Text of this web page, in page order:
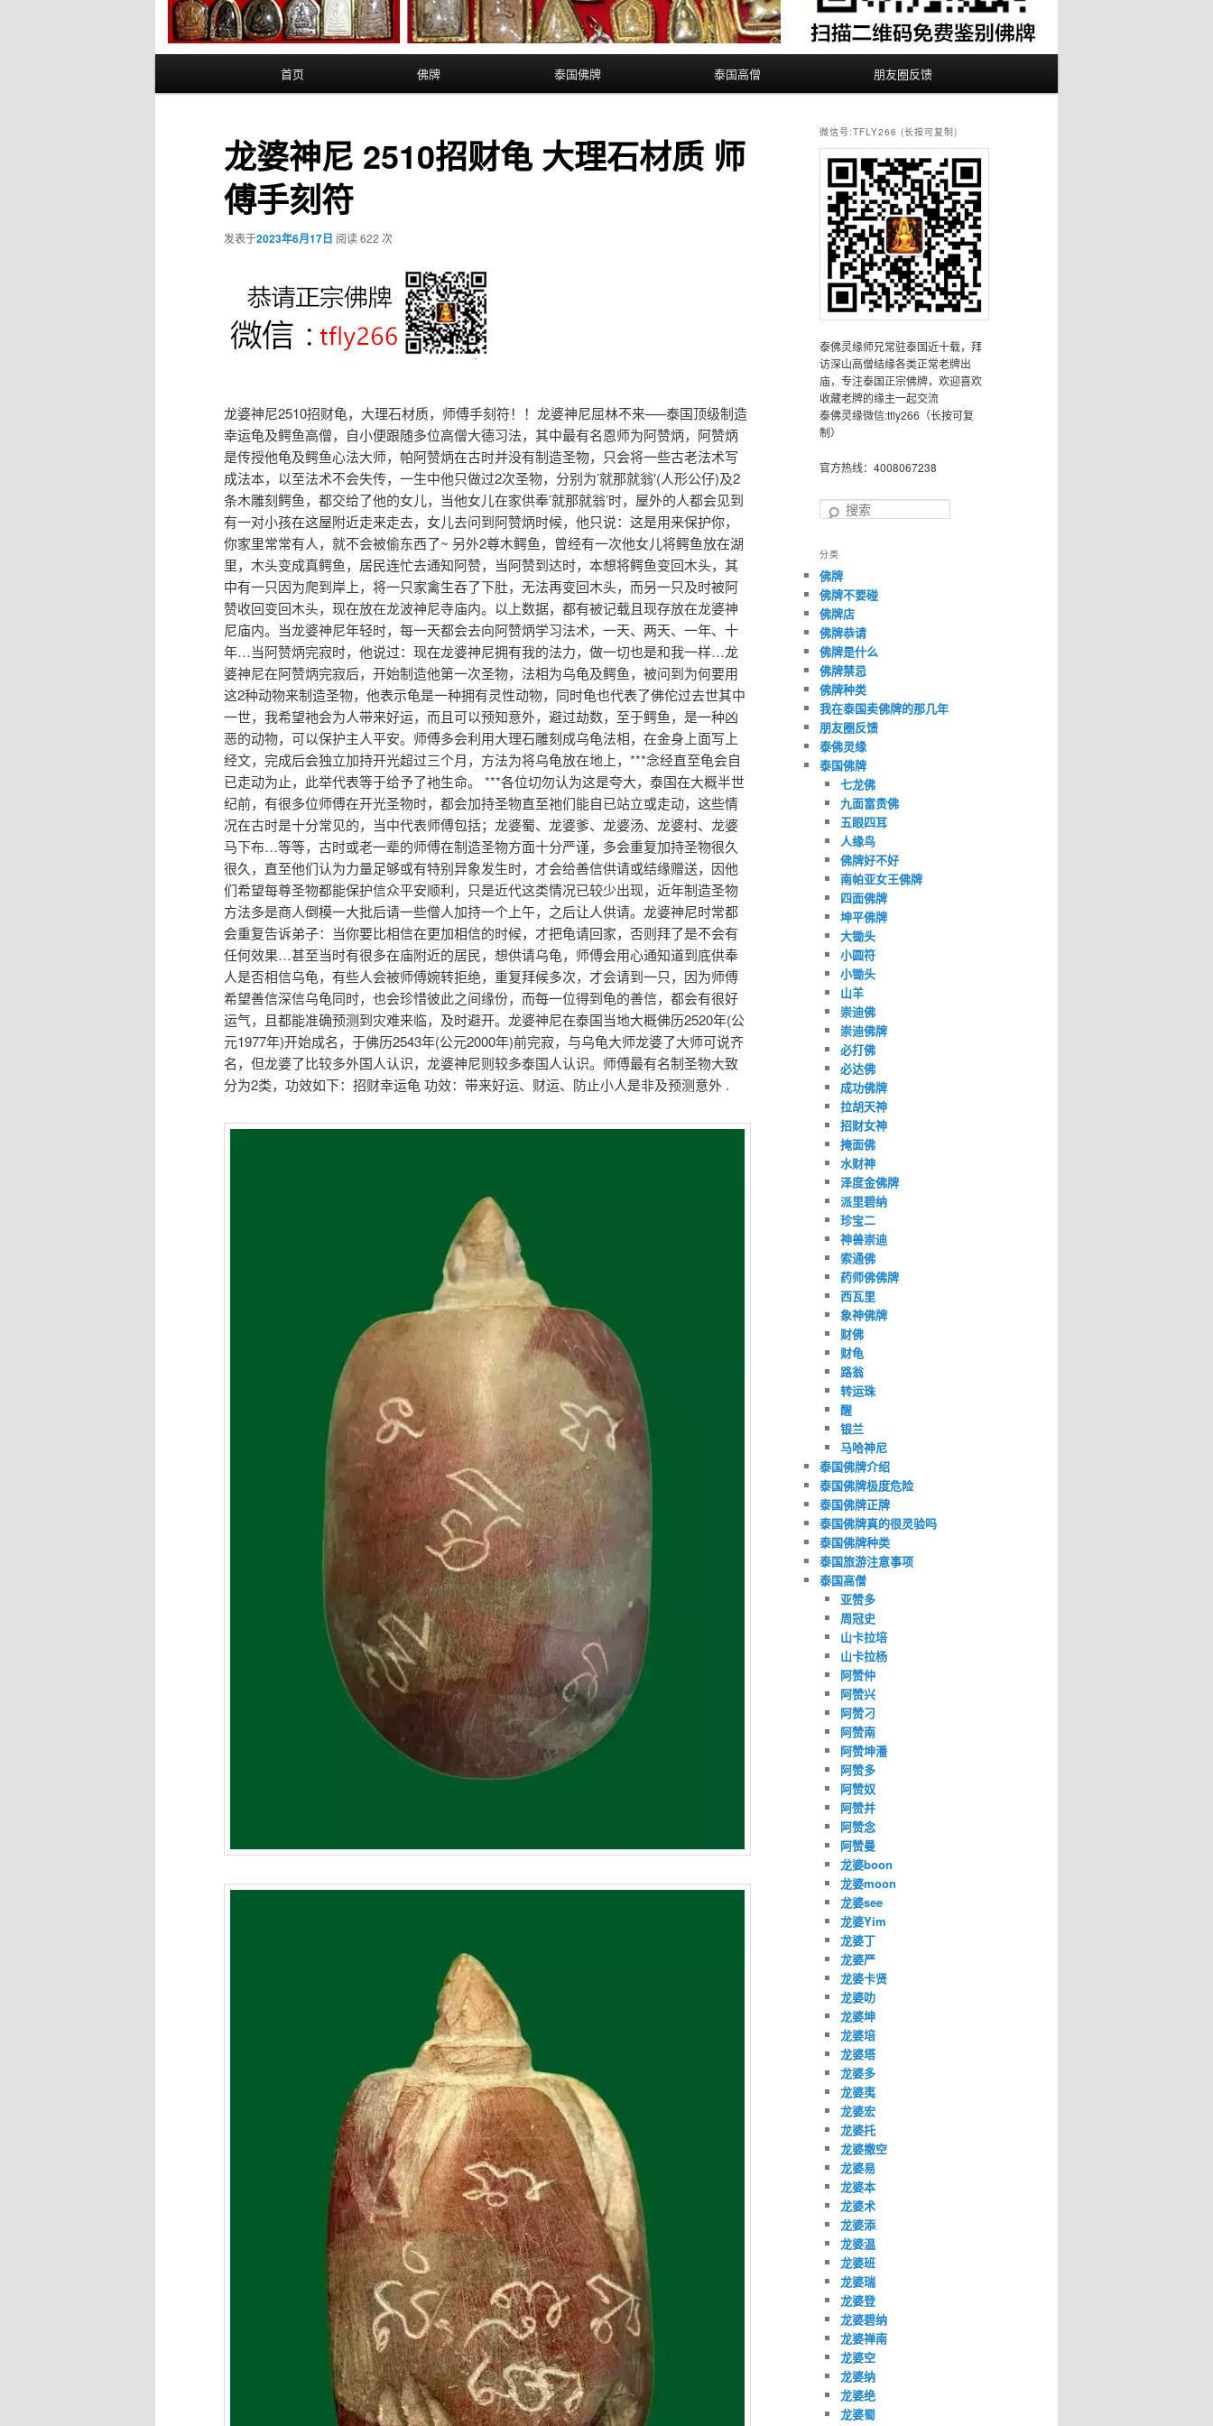
首页 佛牌 泰国佛牌 泰国高僧 朋友圈反馈
龙婆神尼 2510招财龟 大理石材质 师
傅手刻符
发表于2023年6月17日 阅读 622 次
龙婆神尼2510招财龟，大理石材质，师傅手刻符！！龙婆神尼屈林不来—–泰国顶级制造
幸运龟及鳄鱼高僧，自小便跟随多位高僧大德习法，其中最有名恩师为阿赞炳，阿赞炳
是传授他龟及鳄鱼心法大师，帕阿赞炳在古时并没有制造圣物，只会将一些古老法术写
成法本，以至法术不会失传，一生中他只做过2次圣物，分别为’就那就翁'(人形公仔)及2
条木雕刻鳄鱼，都交给了他的女儿，当他女儿在家供奉’就那就翁’时，屋外的人都会见到
有一对小孩在这屋附近走来走去，女儿去问到阿赞炳时候，他只说：这是用来保护你，
你家里常常有人，就不会被偷东西了~ 另外2尊木鳄鱼，曾经有一次他女儿将鳄鱼放在湖
里，木头变成真鳄鱼，居民连忙去通知阿赞，当阿赞到达时，本想将鳄鱼变回木头，其
中有一只因为爬到岸上，将一只家禽生吞了下肚，无法再变回木头，而另一只及时被阿
赞收回变回木头，现在放在龙波神尼寺庙内。以上数据，都有被记载且现存放在龙婆神
尼庙内。当龙婆神尼年轻时，每一天都会去向阿赞炳学习法术，一天、两天、一年、十
年…当阿赞炳完寂时，他说过：现在龙婆神尼拥有我的法力，做一切也是和我一样…龙
婆神尼在阿赞炳完寂后，开始制造他第一次圣物，法相为乌龟及鳄鱼，被问到为何要用
这2种动物来制造圣物，他表示龟是一种拥有灵性动物，同时龟也代表了佛佗过去世其中
一世，我希望衪会为人带来好运，而且可以预知意外，避过劫数，至于鳄鱼，是一种凶
恶的动物，可以保护主人平安。师傅多会利用大理石雕刻成乌龟法相，在金身上面写上
经文，完成后会独立加持开光超过三个月，方法为将乌龟放在地上，***念经直至龟会自
已走动为止，此举代表等于给予了衪生命。 ***各位切勿认为这是夸大，泰国在大概半世
纪前，有很多位师傅在开光圣物时，都会加持圣物直至祂们能自已站立或走动，这些情
况在古时是十分常见的，当中代表师傅包括；龙婆蜀、龙婆爹、龙婆汤、龙婆村、龙婆
马下布…等等，古时或老一辈的师傅在制造圣物方面十分严谨，多会重复加持圣物很久
很久，直至他们认为力量足够或有特别异象发生时，才会给善信供请或结缘赠送，因他
们希望每尊圣物都能保护信众平安顺利，只是近代这类情况已较少出现，近年制造圣物
方法多是商人倒模一大批后请一些僧人加持一个上午，之后让人供请。龙婆神尼时常都
会重复告诉弟子：当你要比相信在更加相信的时候，才把龟请回家，否则拜了是不会有
任何效果…甚至当时有很多在庙附近的居民，想供请乌龟，师傅会用心通知道到底供奉
人是否相信乌龟，有些人会被师傅婉转拒绝，重复拜候多次，才会请到一只，因为师傅
希望善信深信乌龟同时，也会珍惜彼此之间缘份，而每一位得到龟的善信，都会有很好
运气，且都能准确预测到灾难来临，及时避开。龙婆神尼在泰国当地大概佛历2520年(公
元1977年)开始成名，于佛历2543年(公元2000年)前完寂，与乌龟大师龙婆了大师可说齐
名，但龙婆了比较多外国人认识，龙婆神尼则较多泰国人认识。师傅最有名制圣物大致
分为2类，功效如下：招财幸运龟 功效：带来好运、财运、防止小人是非及预测意外 .
微信号:TFLY266 (长按可复制)
泰佛灵缘师兄常驻泰国近十载，拜
访深山高僧结缘各类正常老牌出
庙，专注泰国正宗佛牌，欢迎喜欢
收藏老牌的缘主一起交流
泰佛灵缘微信:tfly266（长按可复
制）
官方热线：4008067238
搜
分类
佛牌
佛牌不要碰
佛牌店
佛牌恭请
佛牌是什么
佛牌禁忌
佛牌种类
我在泰国卖佛牌的那几年
朋友圈反馈
泰佛灵缘
泰国佛牌
七龙佛
九面富贵佛
五眼四耳
人缘鸟
佛牌好不好
南帕亚女王佛牌
四面佛牌
坤平佛牌
大锄头
小圆符
小锄头
山羊
崇迪佛
崇迪佛牌
必打佛
必达佛
成功佛牌
拉胡天神
招财女神
掩面佛
水财神
泽度金佛牌
派里碧纳
珍宝二
神兽崇迪
索通佛
药师佛佛牌
西瓦里
象神佛牌
财佛
财龟
路翁
转运珠
醒
银兰
马哈神尼
泰国佛牌介绍
泰国佛牌极度危险
泰国佛牌正牌
泰国佛牌真的很灵验吗
泰国佛牌种类
泰国旅游注意事项
泰国高僧
亚赞多
周冠史
山卡拉培
山卡拉杨
阿赞仲
阿赞兴
阿赞刁
阿赞南
阿赞坤潘
阿赞多
阿赞奴
阿赞并
阿赞念
阿赞曼
龙婆boon
龙婆moon
龙婆see
龙婆Yim
龙婆丁
龙婆严
龙婆卡贤
龙婆叻
龙婆坤
龙婆培
龙婆塔
龙婆多
龙婆夷
龙婆宏
龙婆托
龙婆撒空
龙婆易
龙婆本
龙婆术
龙婆添
龙婆温
龙婆班
龙婆瑞
龙婆登
龙婆碧纳
龙婆禅南
龙婆空
龙婆纳
龙婆绝
龙婆蜀